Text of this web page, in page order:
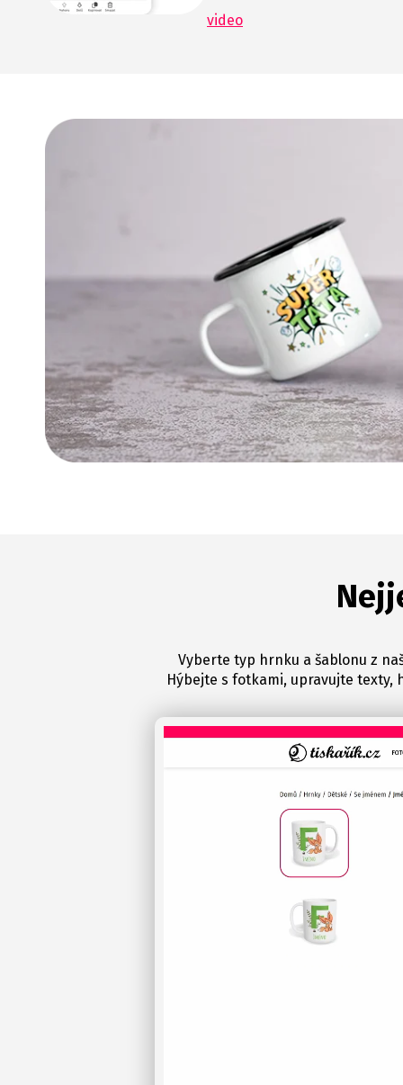
video
Vyberte typ hrnku a šablonu z
Hýbejte s fotkami, upravujte